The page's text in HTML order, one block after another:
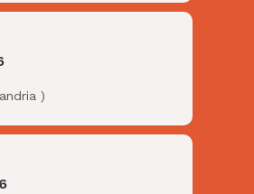
)